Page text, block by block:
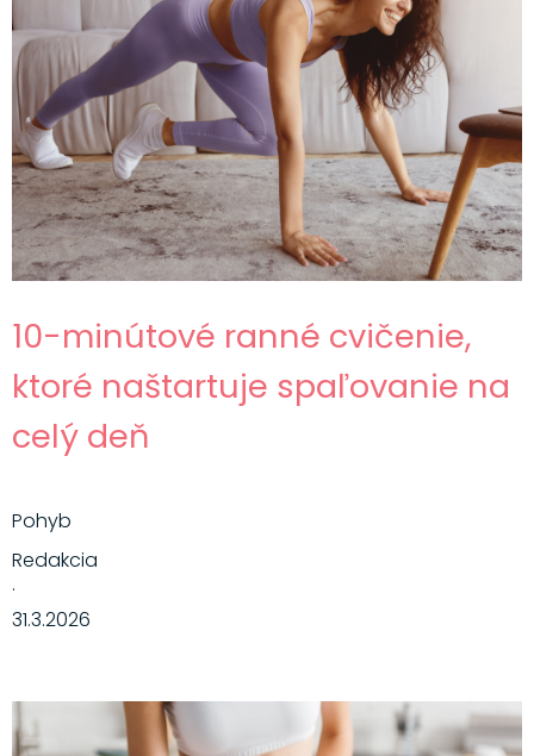
10-minútové ranné cvičenie,
ktoré naštartuje spaľovanie na
celý deň
Pohyb
Redakcia
·
31.3.2026